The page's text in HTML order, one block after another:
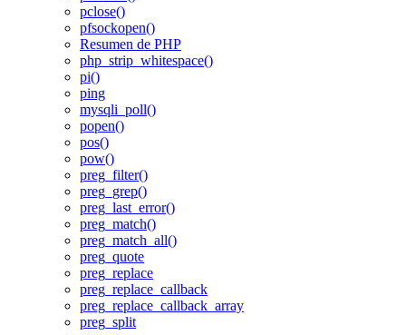
pclose()
pfsockopen()
Resumen de PHP
php_strip_whitespace()
pi()
ping
mysqli_poll()
popen()
pos()
pow()
preg_filter()
preg_grep()
preg_last_error()
preg_match()
preg_match_all()
preg_quote
preg_replace
preg_replace_callback
preg_replace_callback_array
preg_split